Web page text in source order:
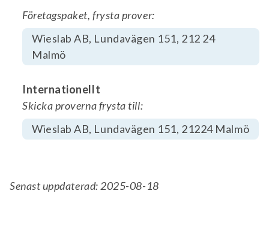
Företagspaket, frysta prover:
Wieslab AB, Lundavägen 151, 212 24
Malmö
Internationellt
Skicka proverna frysta till:
Wieslab AB, Lundavägen 151, 21224 Malmö
Senast uppdaterad: 2025-08-18